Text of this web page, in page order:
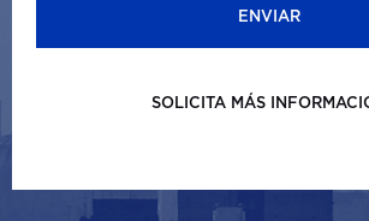
ENVIAR
SOLICITA MÁS